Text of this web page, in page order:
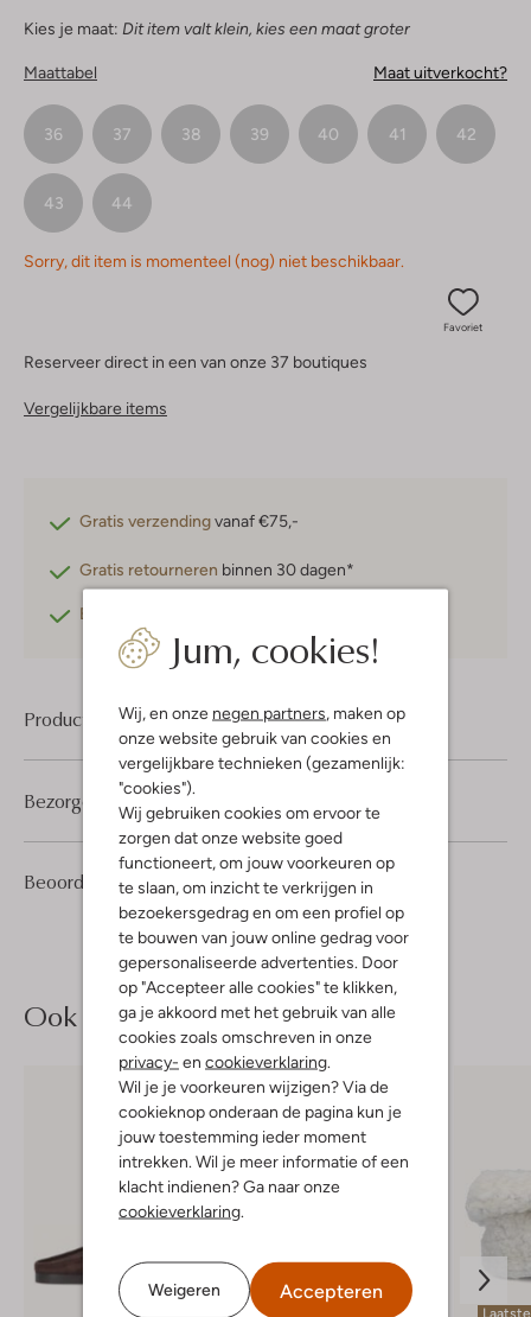
Jum, cookies!
Wij, en onze negen partners , maken op
onze website gebruik van cookies en
vergelijkbare technieken (gezamenlijk:
"cookies").
Wij gebruiken cookies om ervoor te
zorgen dat onze website goed
functioneert, om jouw voorkeuren op
te slaan, om inzicht te verkrijgen in
bezoekersgedrag en om een profiel op
te bouwen van jouw online gedrag voor
gepersonaliseerde advertenties. Door
op "Accepteer alle cookies" te klikken,
ga je akkoord met het gebruik van alle
cookies zoals omschreven in onze
privacy- en cookieverklaring
Wil je je voorkeuren wijzigen? Via de
cookieknop onderaan de pagina kun je
jouw toestemming ieder moment
intrekken. Wil je meer informatie of een
klacht indienen? Ga naar onze
cookieverklaring
Weigeren Accepteren
Kies je maat: Dit item valt klein, kies een maat groter
Maattabel Maat uitverkocht?
36 37 38 39 40 41 42
43 44
Sorry, dit item is momenteel (nog) niet beschikbaar.
Favoriet
Reserveer direct in een van onze 37 boutiques
Vergelijkbare items
Gratis verzendingvanaf €75,-
Gratis retourneren binnen 30 dagen*
Betaal achteraf
Product informatie
Beoordelingen (4) 4/5
4
4
Sterren
Bezorgen & retourneren
Ook iets voor jou?